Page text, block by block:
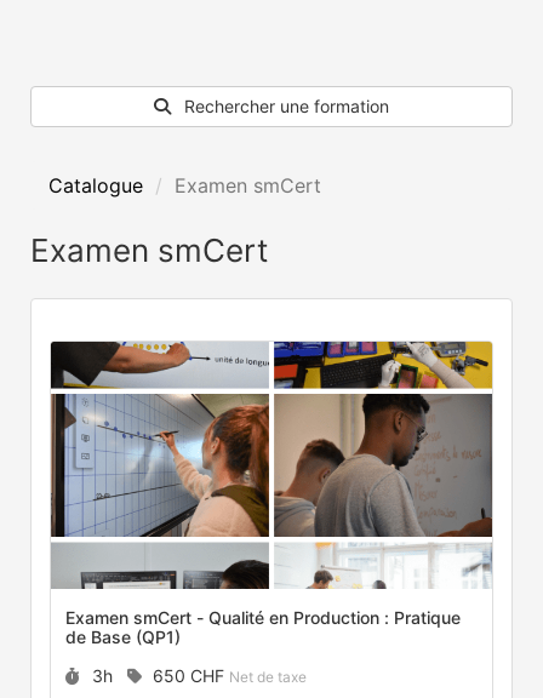
Rechercher une formation
Catalogue Examen smCert
Examen smCert
Examen smCert - Qualité en Production : Pratique
de Base (QP1)
Durée :
3h Prix :
650 CHF Net de taxe